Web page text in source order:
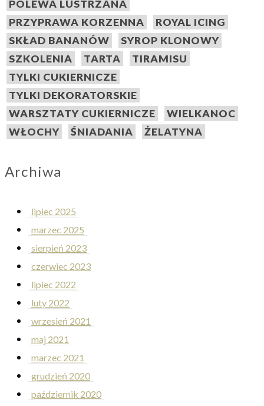
POLEWA LUSTRZANA
PRZYPRAWA KORZENNA
ROYAL ICING
SKŁAD BANANÓW
SYROP KLONOWY
SZKOLENIA
TARTA
TIRAMISU
TYLKI CUKIERNICZE
TYLKI DEKORATORSKIE
WARSZTATY CUKIERNICZE
WIELKANOC
WŁOCHY
ŚNIADANIA ŻELATYNA
Archiwa
lipiec 2025
marzec 2025
sierpień 2023
czerwiec 2023
lipiec 2022
luty 2022
wrzesień 2021
maj 2021
marzec 2021
grudzień 2020
październik 2020